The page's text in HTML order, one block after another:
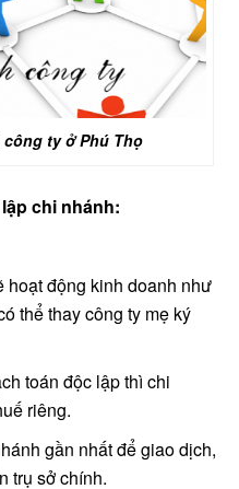
ty ở Phú Thọ
chi nhánh:
hoạt động kinh doanh như
thể thay công ty mẹ ký
toán độc lập thì chi
riêng.
gần nhất để giao dịch,
trụ sở chính.